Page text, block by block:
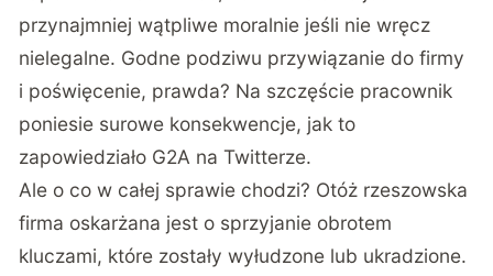
przynajmniej wątpliwe moralnie jeśli nie wręcz
nielegalne. Godne podziwu przywiązanie do firmy
i poświęcenie, prawda? Na szczęście pracownik
poniesie surowe konsekwencje, jak to
zapowiedziało G2A na Twitterze.
Ale o co w całej sprawie chodzi? Otóż rzeszowska
firma oskarżana jest o sprzyjanie obrotem
kluczami, które zostały wyłudzone lub ukradzione.